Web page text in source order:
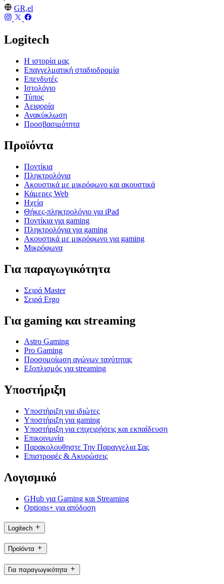
GR,el
Logitech
Η ιστορία μας
Επαγγελματική σταδιοδρομία
Επενδυτές
Ιστολόγιο
Τύπος
Αειφορία
Ανακύκλωση
Προσβασιμότητα
Προϊόντα
Ποντίκια
Πληκτρολόγια
Ακουστικά με μικρόφωνο και ακουστικά
Κάμερες Web
Ηχεία
Θήκες-πληκτρολόγιο για iPad
Ποντίκια για gaming
Πληκτρολόγια για gaming
Ακουστικά με μικρόφωνο για gaming
Μικρόφωνα
Για παραγωγικότητα
Σειρά Master
Σειρά Ergo
Για gaming και streaming
Astro Gaming
Pro Gaming
Προσομοίωση αγώνων ταχύτητας
Εξοπλισμός για streaming
Υποστήριξη
Υποστήριξη για ιδιώτες
Υποστήριξη για gaming
Υποστήριξη για επιχειρήσεις και εκπαίδευση
Επικοινωνία
Παρακολουθηστε Την Παραγγελια Σας
Επιστροφές & Ακυρώσεις
Λογισμικό
GHub για Gaming και Streaming
Options+ για απόδοση
Logitech
Προϊόντα
Για παραγωγικότητα